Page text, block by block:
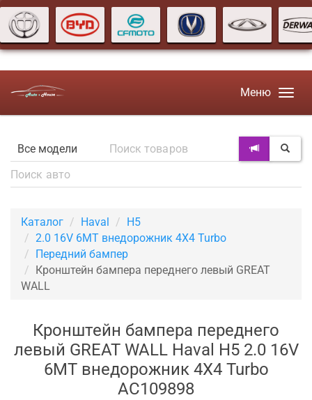
Меню
Каталог Haval
H5
2.0 16V 6MT внедорожник 4X4 Turbo
Передний бампер
Кронштейн бампера переднего левый GREAT
WALL
Кронштейн бампера переднего
левый GREAT WALL Haval H5 2.0 16V
6MT внедорожник 4X4 Turbo
AC109898